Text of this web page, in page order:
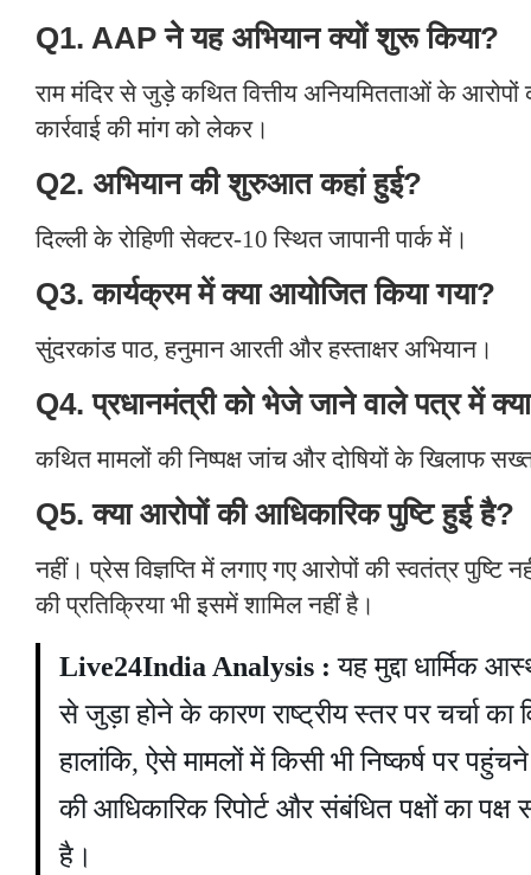
Q1. AAP ने यह अभियान क्यों शुरू किया?
राम मंदिर से जुड़े कथित वित्तीय अनियमितताओं के आरोपों
कार्रवाई की मांग को लेकर।
Q2. अभियान की शुरुआत कहां हुई?
दिल्ली के रोहिणी सेक्टर-10 स्थित जापानी पार्क में।
Q3. कार्यक्रम में क्या आयोजित किया गया?
सुंदरकांड पाठ, हनुमान आरती और हस्ताक्षर अभियान।
Q4. प्रधानमंत्री को भेजे जाने वाले पत्र में
कथित मामलों की निष्पक्ष जांच और दोषियों के खिलाफ
Q5. क्या आरोपों की आधिकारिक पुष्टि हुई है?
नहीं। प्रेस विज्ञप्ति में लगाए गए आरोपों की स्वतंत्र पुष्टि
की प्रतिक्रिया भी इसमें शामिल नहीं है।
Live24India Analysis :यह मुद्दा धार्मिक
से जुड़ा होने के कारण राष्ट्रीय स्तर पर चर्चा
हालांकि, ऐसे मामलों में किसी भी निष्कर्ष पर
की आधिकारिक रिपोर्ट और संबंधित पक्षों का
है।